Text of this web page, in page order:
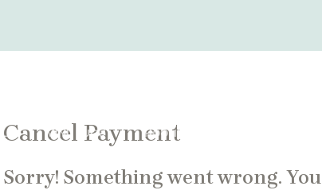
MINU LUGU HOOLITSUSED
Cancel Payment
Sorry! Something went wrong.